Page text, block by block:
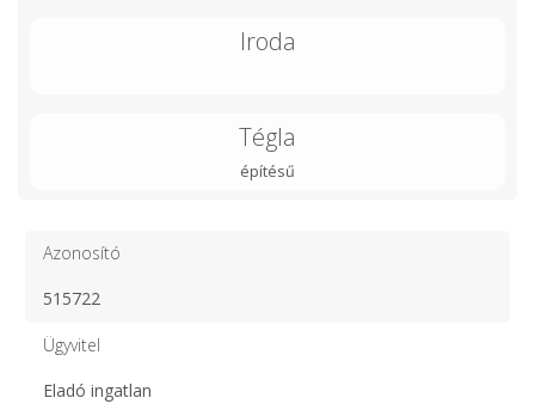
Iroda
Tégla
építésű
Azonosító
515722
Ügyvitel
Eladó ingatlan